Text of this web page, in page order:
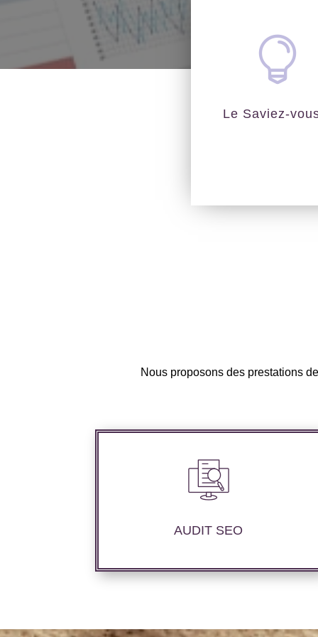

Le Saviez-
Nous proposons des prestations
AUDIT SEO
Audit complet de votre site web à travers
les mots clés pertinents, les principaux